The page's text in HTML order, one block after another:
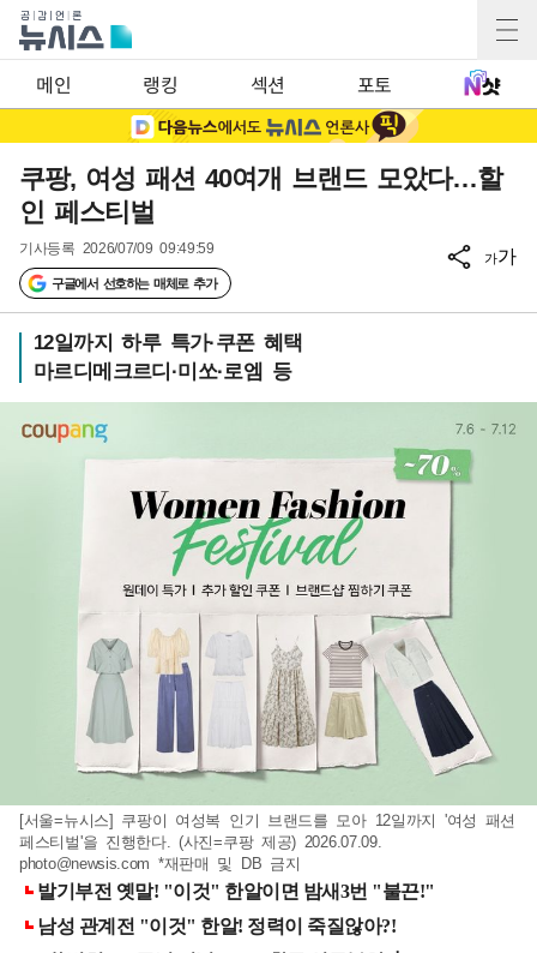
메인 랭킹 섹션 포토
쿠팡, 여성 패션 40여개 브랜드 모았다…할
인 페스티벌
기사등록 2026/07/09 09:49:59
구글에서 선호하는 매체로 추가
가가
12일까지 하루 특가·쿠폰 혜택
마르디메크르디·미쏘·로엠 등
[서울=뉴시스] 쿠팡이 여성복 인기 브랜드를 모아 12일까지 '여성 패션
페스티벌'을 진행한다. (사진=쿠팡 제공) 2026.07.09.
photo@newsis.com *재판매 및 DB 금지